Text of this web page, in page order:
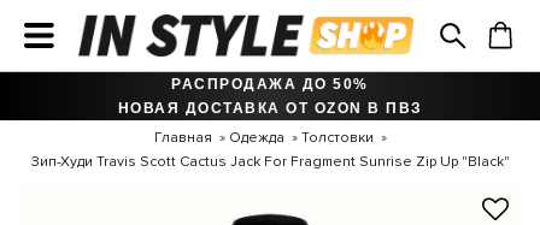
РАСПРОДАЖА ДО 50%
НОВАЯ ДОСТАВКА ОТ OZON В ПВЗ
Главная Одежда
Толстовки
Зип-Худи Travis Scott Cactus Jack For Fragment Sunrise Zip Up "Black"